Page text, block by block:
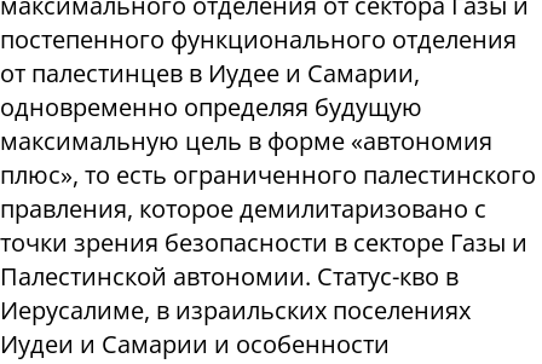
постепенного функционального отделения
от палестинцев в Иудее и Самарии,
одновременно определяя будущую
максимальную цель в форме «автономия
плюс», то есть ограниченного палестинского
правления, которое демилитаризовано с
точки зрения безопасности в секторе Газы и
Палестинской автономии. Статус-кво в
Иерусалиме, в израильских поселениях
Иудеи и Самарии и особенности